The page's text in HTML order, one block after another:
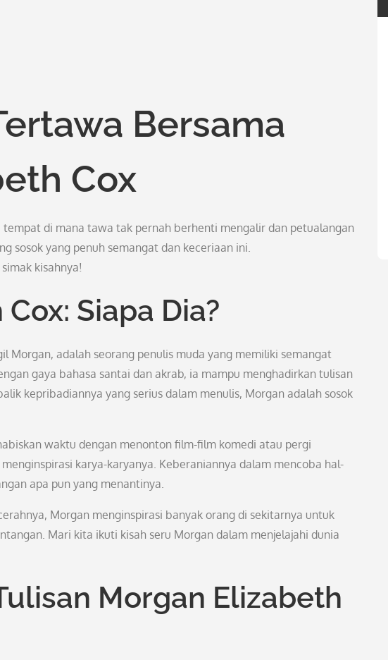
Bersama
Cox
di mana tawa tak pernah berhenti mengalir dan petualangan
sosok yang penuh semangat dan keceriaan ini.
kisahnya!
Siapa Dia?
Morgan, adalah seorang penulis muda yang memiliki semangat
gaya bahasa santai dan akrab, ia mampu menghadirkan tulisan
kepribadiannya yang serius dalam menulis, Morgan adalah sosok
waktu dengan menonton film-film komedi atau pergi
karya-karyanya. Keberaniannya dalam mencoba hal-
apa pun yang menantinya.
Morgan menginspirasi banyak orang di sekitarnya untuk
Mari kita ikuti kisah seru Morgan dalam menjelajahi dunia
Morgan Elizabeth